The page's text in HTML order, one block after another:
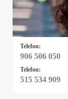
Telefon:
906 506 050
Telefon:
515 534 909
která mi
získala